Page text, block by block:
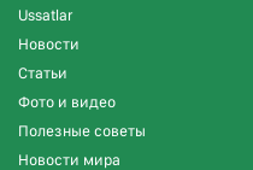
Ussatlar
Новости
Статьи
Фото и видео
Полезные советы
Новости мира